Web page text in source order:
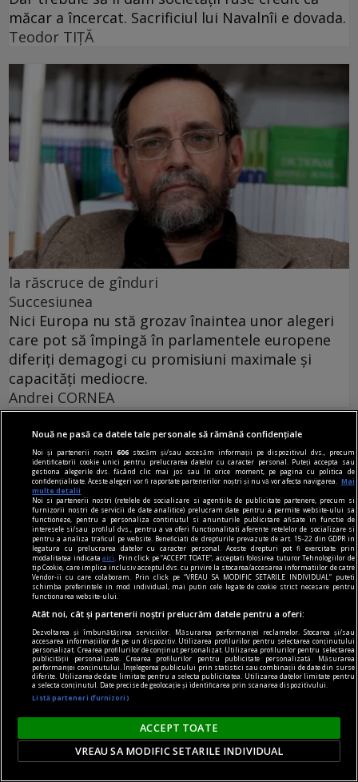
măcar a încercat. Sacrificiul lui Navalnîi e dovada.
Teodor TIŢĂ
la răscruce de gînduri
Succesiunea
Nici Europa nu stă grozav înaintea unor alegeri
care pot să împingă în parlamentele europene
diferiți demagogi cu promisiuni maximale și
capacități mediocre.
Andrei CORNEA
nici așa, nici altminteri
Cum trebuie să fie un președinte
Nu cred în nici o campanie electorală construită
pe negativitate, pe agresiune, pe obsesii strict
individuale.
Andrei PLEŞU
Nouă ne pasă ca datele tale personale să rămână confidențiale
Noi și partenerii noștri606 stocăm și/sau accesăm informații pe dispozitivul dvs., precum
identificatorii cookie unici pentru prelucrarea datelor cu caracter personal. Puteți accepta sau
gestiona alegerile dvs. făcând clic mai jos sau în orice moment, pe pagina cu politica de
confidențialitate. Aceste alegeri vor fi raportate partenerilor noștri și nu vă vor afecta navigarea.
Mai
multe detalii
Noi si partenerii nostri (retelele de socializare si agentiile de publicitate partenere, precum si
furnizorii nostri de servicii de date analitice) prelucram date pentru a permite website-ului sa
functioneze, pentru a personaliza continutul si anunturile publicitare afisate in functie de
interesele si/sau profilul dvs., pentru a va oferi functionalitati aferente retelelor de socializare si
pentru a analiza traficul pe website. Beneficiati de drepturile prevazute de art. 15-22 din GDPR in
legatura cu prelucrarea datelor cu caracter personal. Aceste drepturi pot fi exercitate prin
modalitatea indicataaici
. Prin click pe “ACCEPT TOATE”, acceptati folosirea tuturor Tehnologiilor de
tip Cookie, care implica inclusiv acceptul dvs. cu privire la stocarea/accesarea informatiilor de catre
Vendor-ii cu care colaboram. Prin click pe “VREAU SA MODIFIC SETARILE INDIVIDUAL” puteti
schimba preferintele in mod individual, mai putin cele legate de cookie strict necesare pentru
functionarea website-ului.
Atât noi, cât și partenerii noștri prelucrăm datele pentru a oferi:
Dezvoltarea și îmbunătățirea serviciilor. Măsurarea performanței reclamelor. Stocarea și/sau
accesarea informațiilor de pe un dispozitiv. Utilizarea profilurilor pentru selectarea conținutului
personalizat. Crearea profilurilor de conținut personalizat. Utilizarea profilurilor pentru selectarea
publicității personalizate. Crearea profilurilor pentru publicitate personalizată. Măsurarea
performanței conținutului. Înțelegerea publicului prin statistici sau combinații de date din surse
diferite. Utilizarea de date limitate pentru a selecta publicitatea. Utilizarea datelor limitate pentru
a selecta conținutul. Date precise de geolocație și identificarea prin scanarea dispozitivului.
Listă parteneri (furnizori)
ACCEPT TOATE
VREAU SA MODIFIC SETARILE INDIVIDUAL